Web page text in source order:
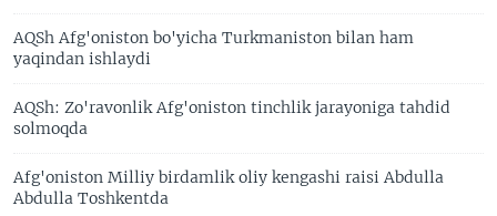
AQSh Afg'oniston bo'yicha Turkmaniston bilan ham
yaqindan ishlaydi
AQSh: Zo'ravonlik Afg'oniston tinchlik jarayoniga tahdid
solmoqda
Afg'oniston Milliy birdamlik oliy kengashi raisi Abdulla
Abdulla Toshkentda